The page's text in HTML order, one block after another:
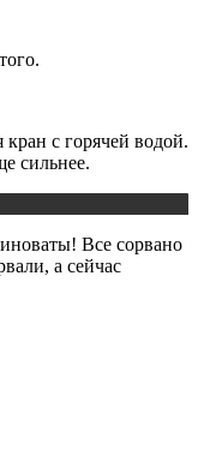
кран с горячей водой.
сильнее.
Все сорвано
а сейчас